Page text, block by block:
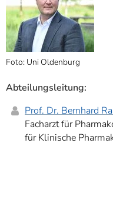
Foto: Uni Oldenburg
Abteilungsleitung:
Prof. Dr. Bernhard
Facharzt für
für Klinische